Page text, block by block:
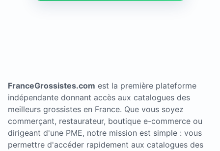
FranceGrossistes.com est la première plateforme
indépendante donnant accès aux catalogues des
meilleurs grossistes en France. Que vous soyez
commerçant, restaurateur, boutique e-commerce ou
dirigeant d'une PME, notre mission est simple : vous
permettre d'accéder rapidement aux catalogues des